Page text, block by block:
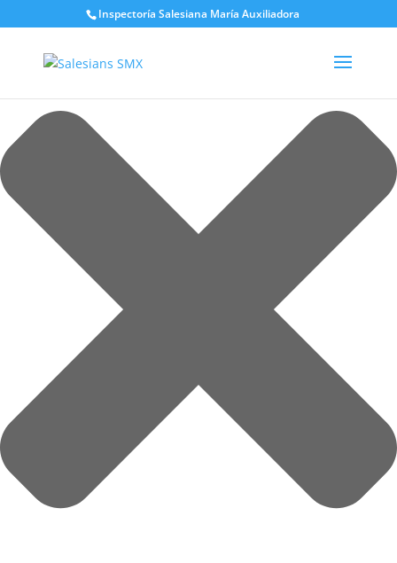
Gestionar el consentimiento de las cookies
Inspectoría Salesiana María Auxiliadora